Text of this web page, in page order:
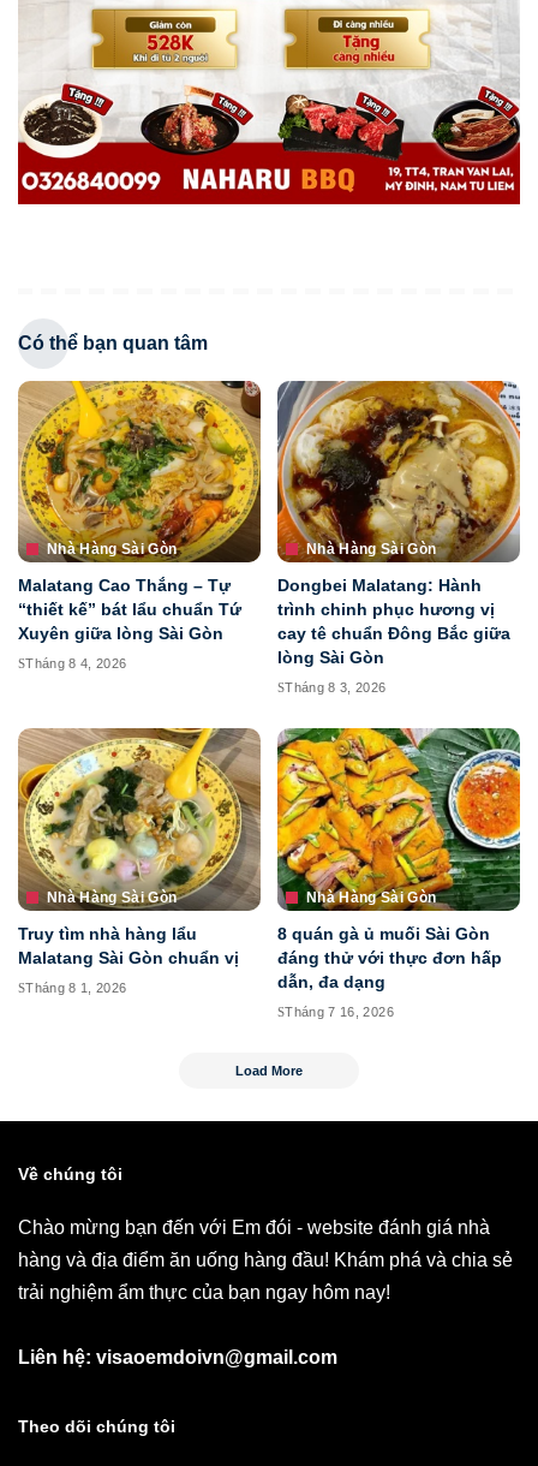
Có thể bạn quan tâm
Nhà Hàng Sài Gòn
Malatang Cao Thắng – Tự
“thiết kế” bát lẩu chuẩn Tứ
Xuyên giữa lòng Sài Gòn
Tháng 8 4, 2026
Nhà Hàng Sài Gòn
Dongbei Malatang: Hành
trình chinh phục hương vị
cay tê chuẩn Đông Bắc giữa
lòng Sài Gòn
Tháng 8 3, 2026
Nhà Hàng Sài Gòn
Truy tìm nhà hàng lẩu
Malatang Sài Gòn chuẩn vị
Tháng 8 1, 2026
Nhà Hàng Sài Gòn
8 quán gà ủ muối Sài Gòn
đáng thử với thực đơn hấp
dẫn, đa dạng
Tháng 7 16, 2026
Load More
Về chúng tôi
Chào mừng bạn đến với Em đói - website đánh giá nhà
hàng và địa điểm ăn uống hàng đầu! Khám phá và chia sẻ
trải nghiệm ẩm thực của bạn ngay hôm nay!
Liên hệ: visaoemdoivn@gmail.com
Theo dõi chúng tôi